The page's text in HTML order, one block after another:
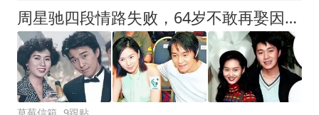
周星驰四段情路失败，64岁不敢再娶因13年未说后悔